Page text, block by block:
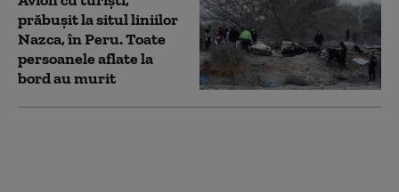
prăbușit la situl liniilor
Nazca, în Peru. Toate
persoanele aflate la
bord au murit